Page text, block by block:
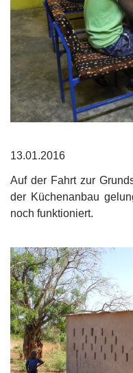
13.01.2016
Auf der Fahrt zur
der Küchenanbau
noch funktioniert.